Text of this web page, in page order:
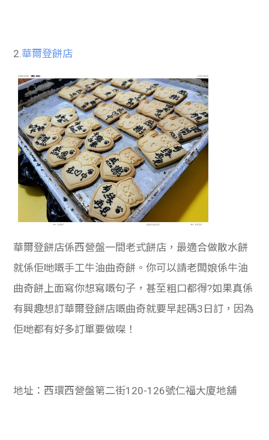
2.華爾登餅店
華爾登餅店係西營盤一間老式餅店，最適合做散水餅
就係佢哋嘅手工牛油曲奇餅。你可以請老闆娘係牛油
曲奇餅上面寫你想寫嘅句子，甚至粗口都得?如果真係
有興趣想訂華爾登餅店嘅曲奇就要早起碼3日訂，因為
佢哋都有好多訂單要做㗎！
地址：西環西營盤第二街120-126號仁福大廈地舖